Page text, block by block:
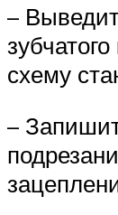
–
схему
–